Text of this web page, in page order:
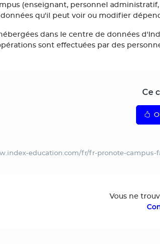
(enseignant, personnel
qu'il peut voir ou modifier
dans le centre de données
sont effectuées par des
Ce
education.com/fr/fr-pronote-campus-
Vous ne